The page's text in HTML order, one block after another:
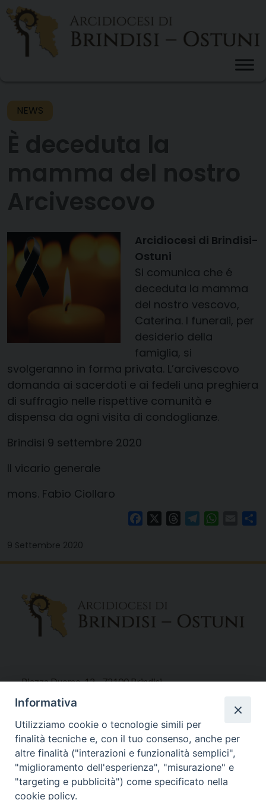
Skip
content
NEWS
Arcidiocesi di Brindisi-
Ostuni
Si comunica che é
deceduta la mamma
del nostro vescovo,
Caterina. I funerali, per
desiderio della
famiglia, si
svolgeranno in forma privata. L’arcivescovo
domanda ai sacerdoti e ai fedeli una preghiera
di suffragio nelle rispettive comunità e
dispensa da ogni visita di condoglianze.
Brindisi 9 settembre 2020
Il vicario generale
mons. Fabio Ciollaro
FacebookThreadsTelegram Email
9 Settembre 2020
Piazza Duomo, 12 - 72100 Brindisi
Tel 0831.521958
Fax 0831.528315
Orari Curia
Mar. / Mer. / Giov. ore 9 - 13
Informativa
Utilizziamo cookie o tecnologie simili per
finalità tecniche e, con il tuo consenso, anche per
altre finalità ("interazioni e funzionalità semplici",
"miglioramento dell'esperienza", "misurazione" e
"targeting e pubblicità") come specificato nella
cookie policy.